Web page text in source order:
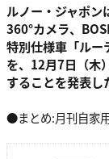
ルノー・ジャポン
360°カメラ、
特別仕様車「ルー
を、12月7日（木
することを発表し
●まとめ:月刊自家